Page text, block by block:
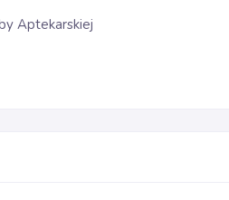
Aptekarskiej